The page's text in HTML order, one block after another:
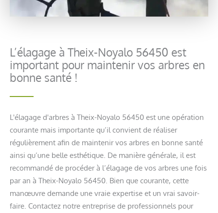
L’élagage à Theix-Noyalo 56450 est
important pour maintenir vos arbres en
bonne santé !
L'élagage d'arbres à Theix-Noyalo 56450 est une opération
courante mais importante qu’il convient de réaliser
régulièrement afin de maintenir vos arbres en bonne santé
ainsi qu’une belle esthétique. De manière générale, il est
recommandé de procéder à l’élagage de vos arbres une fois
par an à Theix-Noyalo 56450. Bien que courante, cette
manœuvre demande une vraie expertise et un vrai savoir-
faire. Contactez notre entreprise de professionnels pour